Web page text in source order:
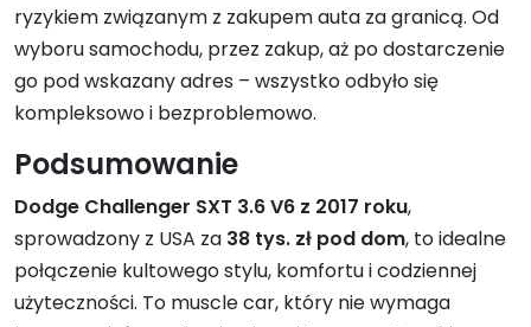
ryzykiem związanym z zakupem auta za granicą. Od
wyboru samochodu, przez zakup, aż po dostarczenie
go pod wskazany adres – wszystko odbyło się
kompleksowo i bezproblemowo.
Podsumowanie
Dodge Challenger SXT 3.6 V6 z 2017 roku,
sprowadzony z USA za 38 tys. zł pod dom, to idealne
połączenie kultowego stylu, komfortu i codziennej
użyteczności. To muscle car, który nie wymaga